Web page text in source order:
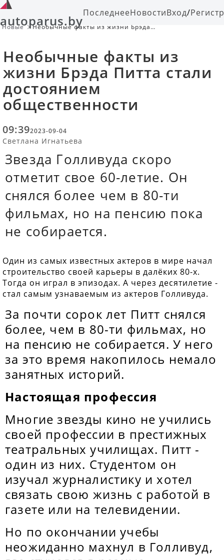
autoparus.byПоследнееНовостиВход/
Новые
Необычные факты из жизни Брэда
Необычные факты из
жизни Брэда Питта стали
достоянием
общественности
09:392023-09-04
Светлана Игнатьева
Звезда Голливуда скоро
отметит свое 60-летие. Он
снялся более чем в 80-ти
фильмах, но на пенсию пока
не собирается.
Один из самых известных актеров в мире начал
строительство своей карьеры в далёких 80-х.
Тогда он играл в эпизодах. А через десятилетие -
стал самым узнаваемым из актеров Голливуда.
За почти сорок лет Питт снялся
более, чем в 80-ти фильмах, но
на пенсию не собирается. У него
за это время накопилось немало
занятных историй.
Настоящая профессия
Многие звезды кино не учились
своей профессии в престижных
театральных училищах. Питт -
один из них. Студентом он
изучал журналистику и хотел
связать свою жизнь с работой в
газете или на телевидении.
Но по окончании учебы
неожиданно махнул в Голливуд,